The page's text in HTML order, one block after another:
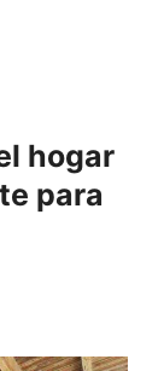
hogar
para